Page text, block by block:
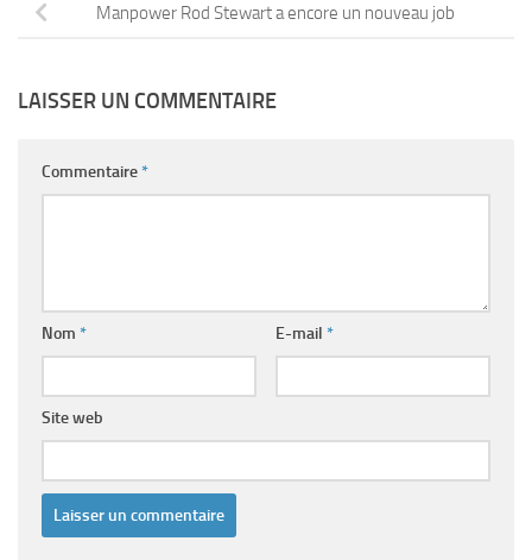
Manpower Rod Stewart a encore un nouveau job
LAISSER UN COMMENTAIRE
Commentaire*
Nom * E-mail *
Site web